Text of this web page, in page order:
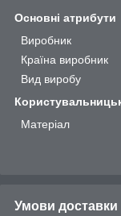
Основні атрибути
Виробник
Країна виробник
Вид виробу
Матеріал
Умови доставки